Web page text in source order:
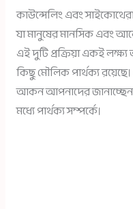
কাউন্সেলিং এবং
যা মানুষের মানসিক এবং
এই দুটি প্রক্রিয়া একই
কিছু মৌলিক পার্থক্য
আকন আপনাদের জানাচ্ছেন
মধ্যে পার্থক্য সম্পর্কে।